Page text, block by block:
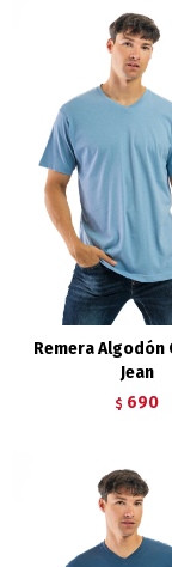
Remera Algodón
Jean
$ 690